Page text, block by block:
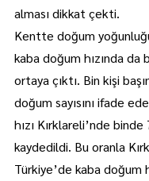
alması dikkat çekti.
Kentte doğum
kaba doğum hızında
ortaya çıktı. Bin kişi
doğum sayısını ifade
hızı Kırklareli’nde
kaydedildi. Bu oranla
Türkiye’de kaba doğum